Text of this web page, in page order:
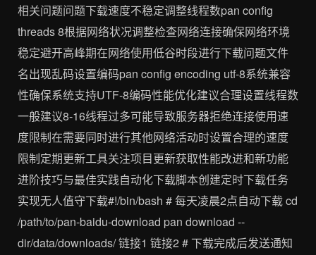
相关问题问题下载速度不稳定调整线程数pan config
threads 8根据网络状况调整检查网络连接确保网络环境
稳定避开高峰期在网络使用低谷时段进行下载问题文件
名出现乱码设置编码pan config encoding utf-8系统兼容
性确保系统支持UTF-8编码性能优化建议合理设置线程数
一般建议8-16线程过多可能导致服务器拒绝连接使用速
度限制在需要同时进行其他网络活动时设置合理的速度
限制定期更新工具关注项目更新获取性能改进和新功能
进阶技巧与最佳实践自动化下载脚本创建定时下载任务
实现无人值守下载#!/bin/bash # 每天凌晨2点自动下载 cd
/path/to/pan-baidu-download pan download --
dir/data/downloads/ 链接1 链接2 # 下载完成后发送通知